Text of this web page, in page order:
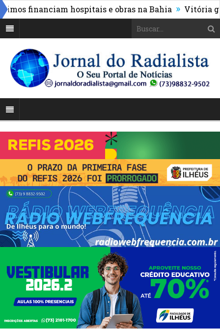
financiam hospitais e obras na Bahia » Vitória goleia